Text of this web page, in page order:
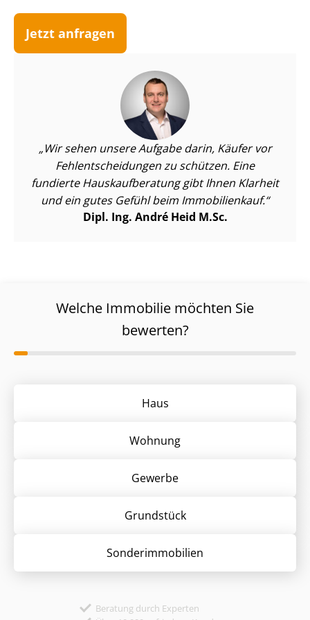
Jetzt anfragen
Wir sehen unsere Aufgabe darin, Käufer vor
Fehl­ent­schei­dun­gen zu schützen. Eine
fundierte Haus­kauf­be­ra­tung gibt Ihnen Klarheit
und ein gutes Gefühl beim Immobilienkauf.
Dipl. Ing. André Heid M.Sc.
Welche Immobilie möchten Sie
bewerten?
Haus
Wohnung
Gewerbe
Grund­stück
Sonder­immobilien
Beratung durch Experten